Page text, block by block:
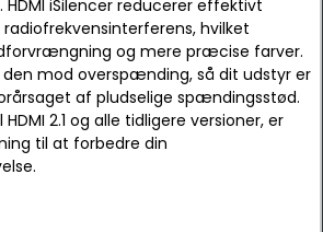
iSilencer reducerer effektivt
hvilket
og mere præcise farver.
mod overspænding, så dit udstyr er
af pludselige spændingsstød.
2.1 og alle tidligere versioner, er
til at forbedre din